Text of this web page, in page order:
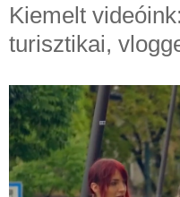
Mandilla Hotel
Matild Palace, a
Budapest
Hotel Budapest
Budapest
Kiemelt
turisztikai,